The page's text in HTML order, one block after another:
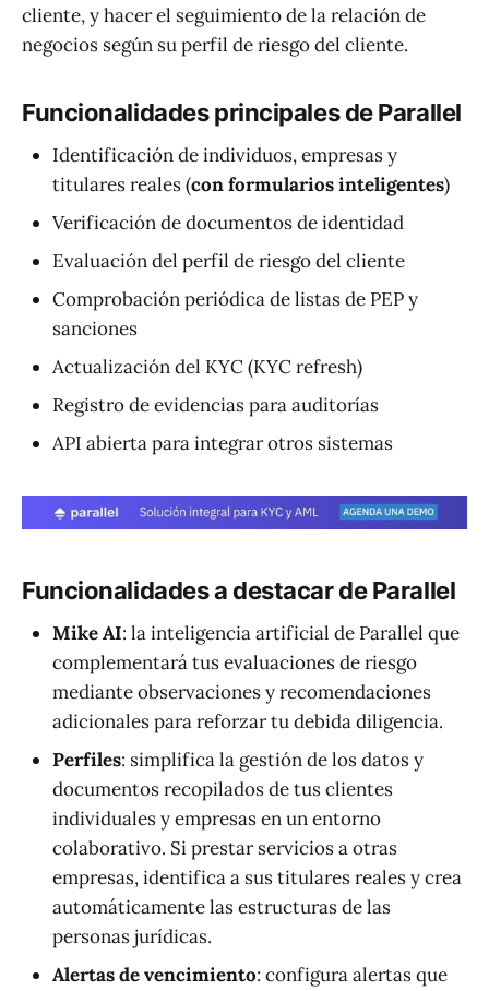
cliente, y hacer el seguimiento de la relación de
negocios según su perfil de riesgo del cliente.
Funcionalidades principales de Parallel
Identificación de individuos, empresas y
titulares reales (con formularios inteligentes)
Verificación de documentos de identidad
Evaluación del perfil de riesgo del cliente
Comprobación periódica de listas de PEP y
sanciones
Actualización del KYC (KYC refresh)
Registro de evidencias para auditorías
API abierta para integrar otros sistemas
Funcionalidades a destacar de Parallel
Mike AI: la inteligencia artificial de Parallel que
complementará tus evaluaciones de riesgo
mediante observaciones y recomendaciones
adicionales para reforzar tu debida diligencia.
Perfiles: simplifica la gestión de los datos y
documentos recopilados de tus clientes
individuales y empresas en un entorno
colaborativo. Si prestar servicios a otras
empresas, identifica a sus titulares reales y crea
automáticamente las estructuras de las
personas jurídicas.
Alertas de vencimiento: configura alertas que